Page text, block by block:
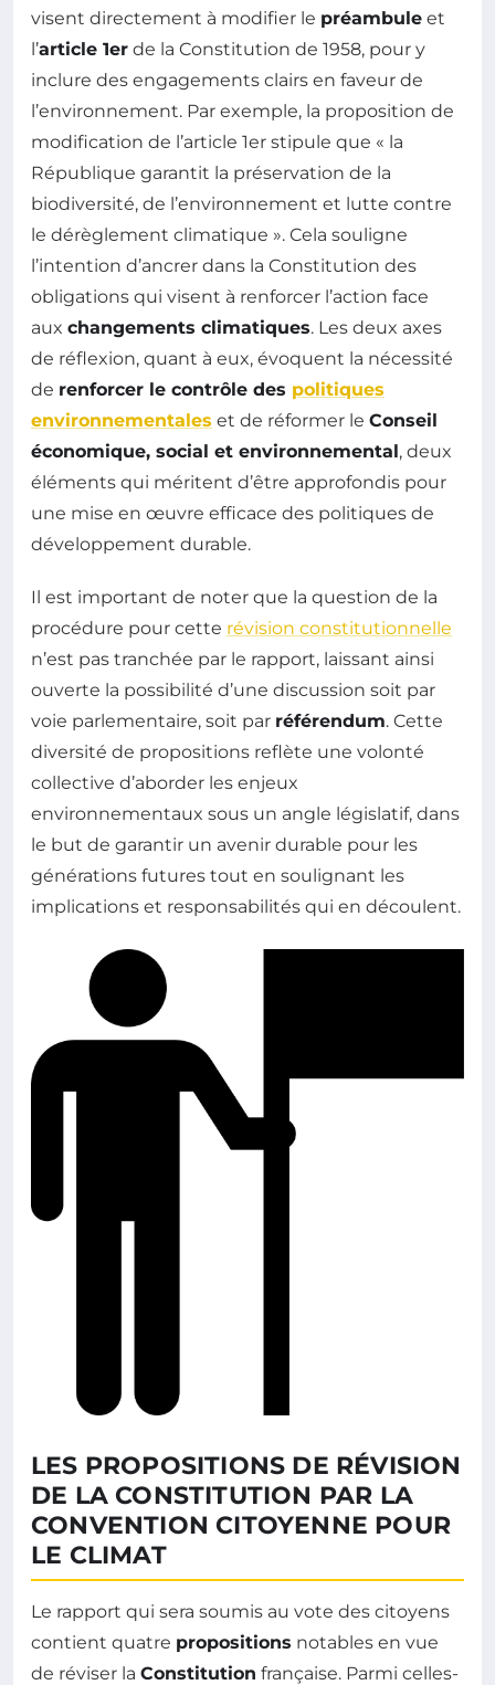
visent directement à modifier le préambule et
l’article 1er de la Constitution de 1958, pour y
inclure des engagements clairs en faveur de
l’environnement. Par exemple, la proposition de
modification de l’article 1er stipule que « la
République garantit la préservation de la
biodiversité, de l’environnement et lutte contre
le dérèglement climatique ». Cela souligne
l’intention d’ancrer dans la Constitution des
obligations qui visent à renforcer l’action face
aux changements climatiques. Les deux axes
de réflexion, quant à eux, évoquent la nécessité
de renforcer le contrôle des politiques
environnementales et de réformer le Conseil
économique, social et environnemental, deux
éléments qui méritent d’être approfondis pour
une mise en œuvre efficace des politiques de
développement durable.
Il est important de noter que la question de la
procédure pour cette révision constitutionnelle
n’est pas tranchée par le rapport, laissant ainsi
ouverte la possibilité d’une discussion soit par
voie parlementaire, soit par référendum. Cette
diversité de propositions reflète une volonté
collective d’aborder les enjeux
environnementaux sous un angle législatif, dans
le but de garantir un avenir durable pour les
générations futures tout en soulignant les
implications et responsabilités qui en découlent.
LES PROPOSITIONS DE RÉVISION
DE LA CONSTITUTION PAR LA
CONVENTION CITOYENNE POUR
LE CLIMAT
Le rapport qui sera soumis au vote des citoyens
contient quatre propositions notables en vue
de réviser la Constitution française. Parmi celles-